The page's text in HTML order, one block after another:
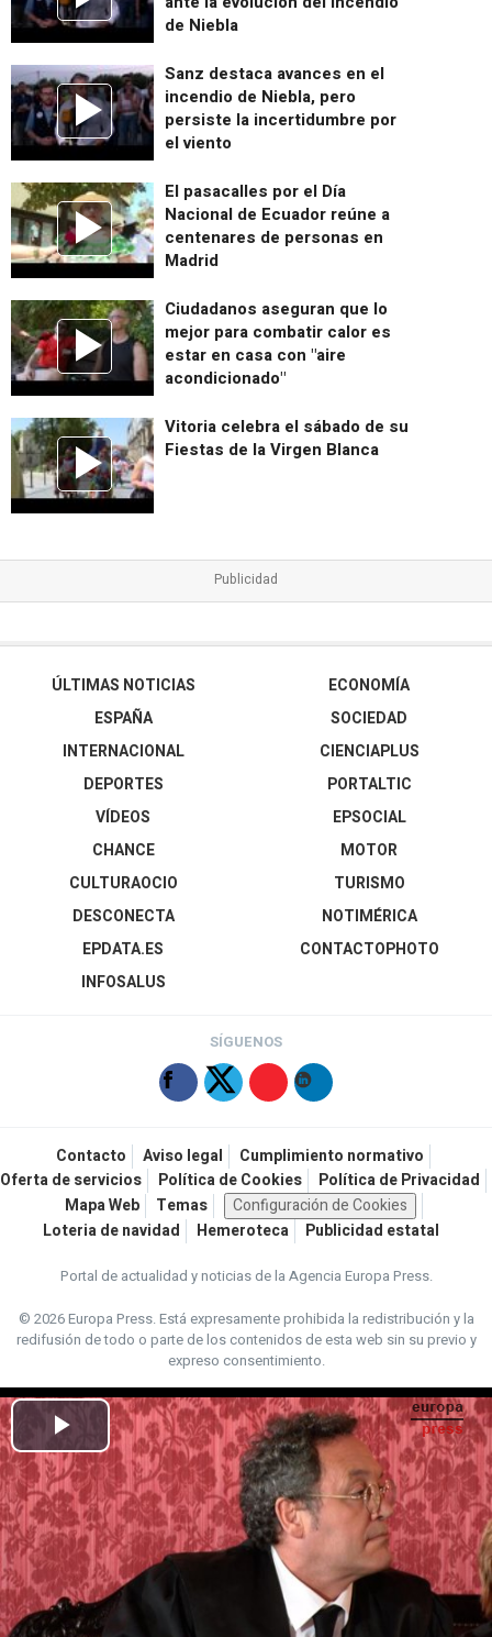
de Niebla
Sanz destaca avances en el
incendio de Niebla, pero
persiste la incertidumbre por
el viento
El pasacalles por el Día
Nacional de Ecuador reúne a
centenares de personas en
Madrid
Ciudadanos aseguran que lo
mejor para combatir calor es
estar en casa con "aire
acondicionado"
Vitoria celebra el sábado de su
Fiestas de la Virgen Blanca
ÚLTIMAS NOTICIAS
ESPAÑA
INTERNACIONAL
DEPORTES
VÍDEOS
ECONOMÍA
SOCIEDAD
CIENCIAPLUS
PORTALTIC
EPSOCIAL
CHANCE
CULTURAOCIO
DESCONECTA
EPDATA.ES
INFOSALUS
MOTOR
TURISMO
NOTIMÉRICA
CONTACTOPHOTO
SÍGUENOS
Contacto Aviso legal
Cumplimiento normativo
Oferta de servicios
Política de Cookies
Política de Privacidad
Mapa Web
Temas
Configuración de Cookies
Loteria de navidad
Hemeroteca Publicidad estatal
Portal de actualidad y noticias de la Agencia Europa Press.
© 2026 Europa Press.Está expresamente prohibida la redistribución y la
redifusión de todo o parte de los contenidos de esta web sin su previo y
expreso consentimiento.